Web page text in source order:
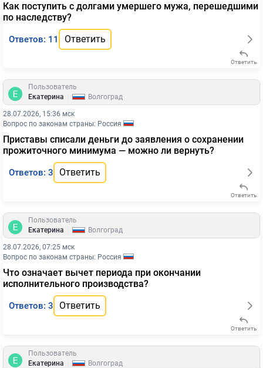
Как поступить с долгами умершего мужа, перешедшими
по наследству?
Ответов: 11 Ответить
Ответить
Пользователь
Екатерина
Волгоград
28.07.2026, 15:36 мск
Вопрос по законам страны: Россия
Приставы списали деньги до заявления о сохранении
прожиточного минимума — можно ли вернуть?
Ответов: 3 Ответить
Ответить
Пользователь
Екатерина
Волгоград
28.07.2026, 07:25 мск
Вопрос по законам страны: Россия
Что означает вычет периода при окончании
исполнительного производства?
Ответов: 3 Ответить
Ответить
Пользователь
Екатерина
Волгоград